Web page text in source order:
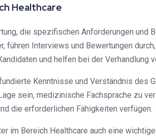
Healthcare
die spezifischen Anforderungen
Interviews und Bewertungen
und helfen bei der Verhandlung
Kenntnisse und Verständnis
sein, medizinische Fachsprache zu
die erforderlichen Fähigkeiten verfügen.
im Bereich Healthcare auch eine